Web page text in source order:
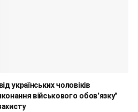
українських чоловіків
військового обов'язку"